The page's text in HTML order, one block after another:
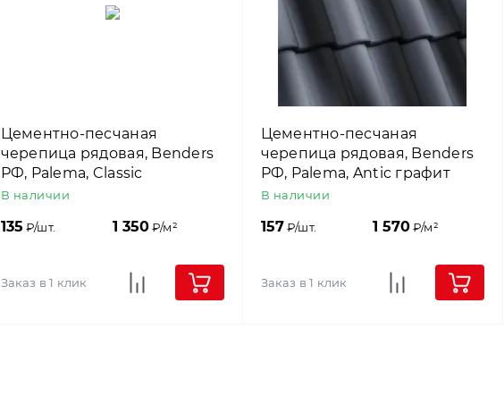
Цементно-песчаная
черепица рядовая, Benders
РФ, Palema, Classic
коричневый
В наличии
135 ₽/шт. 1 350₽/м²
Заказ в 1 клик
Цементно-песчаная
черепица рядовая, Benders
РФ, Palema, Antic графит
В наличии
157 ₽/шт. 1 570₽/м²
Заказ в 1 клик